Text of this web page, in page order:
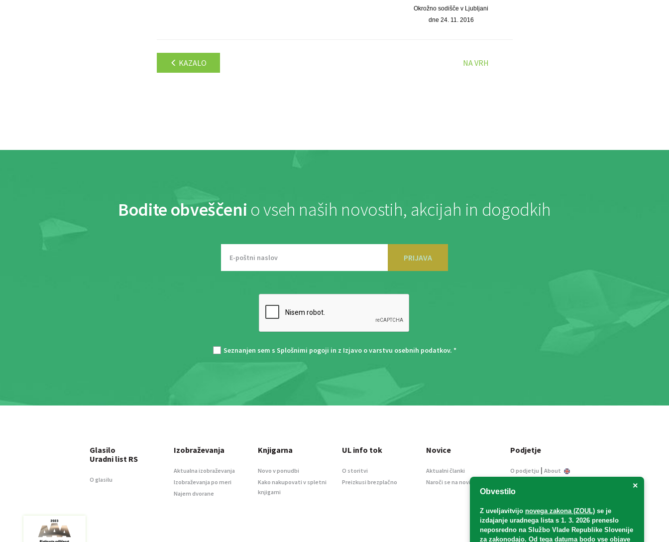
Okrožno sodišče v Ljubljani
dne 24. 11. 2016
KAZALO NA VRH
Bodite obveščeni o vseh naših novostih, akcijah in dogodkih
PRIJAVA
Seznanjen sem s Splošnimi pogoji in z Izjavo o varstvu osebnih podatkov. *
×
Obvestilo
Z uveljavitvijo novega zakona (ZOUL) se je
izdajanje uradnega lista s 1. 3. 2026 preneslo
neposredno na Službo Vlade Republike Slovenije
za zakonodajo. Od tega datuma bodo vse objave
Glasilo
Uradni list RS
O glasilu
Izobraževanja
Aktualna izobraževanja
Izobraževanja po meri
Najem dvorane
Knjigarna
Novo v ponudbi
Kako nakupovati v spletni
knjigarni
UL info tok
O storitvi
Preizkusi brezplačno
Novice
Aktualni članki
Naroči se na novice
Podjetje
O podjetju | About
Informacije javnega
Oglaševanje
Splošni pogoji
Izjava o varstvu osebnih